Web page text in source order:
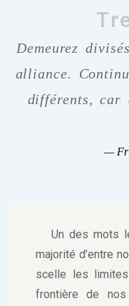
Demeurez
alliance.
différents,
—
Un des mots
majorité d’entre
scelle les
frontière de